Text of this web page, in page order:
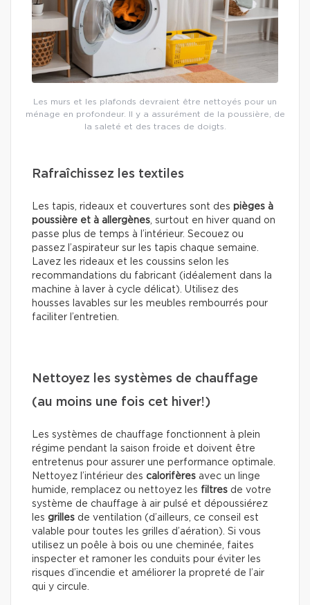
Les murs et les plafonds devraient être nettoyés pour un
ménage en profondeur. Il y a assurément de la poussière, de
la saleté et des traces de doigts.
Rafraîchissez les textiles
Les tapis, rideaux et couvertures sont des pièges à
poussière et à allergènes, surtout en hiver quand on
passe plus de temps à l’intérieur. Secouez ou
passez l’aspirateur sur les tapis chaque semaine.
Lavez les rideaux et les coussins selon les
recommandations du fabricant (idéalement dans la
machine à laver à cycle délicat). Utilisez des
housses lavables sur les meubles rembourrés pour
faciliter l’entretien.
Nettoyez les systèmes de chauffage
(au moins une fois cet hiver!)
Les systèmes de chauffage fonctionnent à plein
régime pendant la saison froide et doivent être
entretenus pour assurer une performance optimale.
Nettoyez l’intérieur des calorifères avec un linge
humide, remplacez ou nettoyez les filtres de votre
système de chauffage à air pulsé et dépoussiérez
les grilles de ventilation (d’ailleurs, ce conseil est
valable pour toutes les grilles d’aération). Si vous
utilisez un poêle à bois ou une cheminée, faites
inspecter et ramoner les conduits pour éviter les
risques d’incendie et améliorer la propreté de l’air
qui y circule.